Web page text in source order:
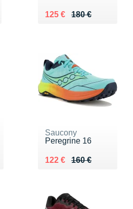
180 €
Au lieu de 180 €
125 €
Vendu 125 €
Saucony
Peregrine 16
160 €
Au lieu de 160 €
122 €
Vendu 122 €